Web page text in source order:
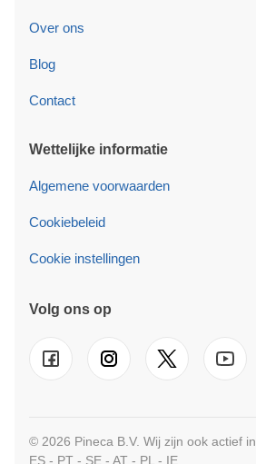
Over ons
Blog
Contact
Wettelijke informatie
Algemene voorwaarden
Cookiebeleid
Cookie instellingen
Volg ons op
© 2026 Pineca B.V. Wij zijn ook actief in
ES - PT - SE - AT - PL - IE